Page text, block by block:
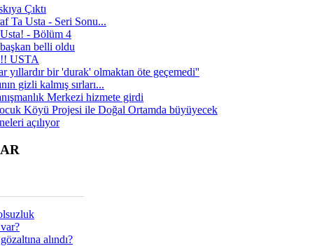
Çıktı
Ta Usta - Seri Sonu...
- Bölüm 4
belli oldu
USTA
yıllardır bir 'durak' olmaktan öte geçemedi''
gizli kalmış sırları...
Merkezi hizmete girdi
Köyü Projesi ile Doğal Ortamda büyüyecek
açılıyor
alındı?